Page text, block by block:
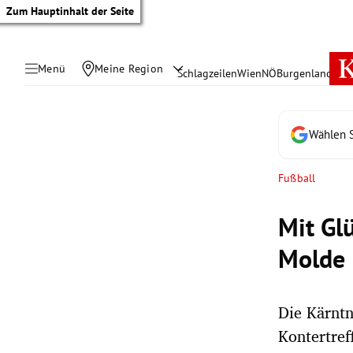
Zum Hauptinhalt der Seite
Menü Meine Region SchlagzeilenWienNÖBurgenland
Wählen
Fußball
Mit
Molde
Die